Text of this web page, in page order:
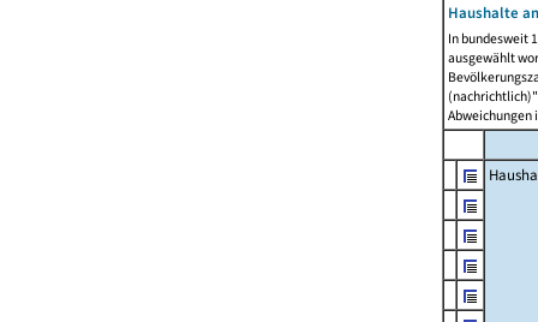
Haushalte
In bundesweit
ausgewählt
Abweichungen